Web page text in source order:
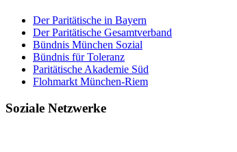
Der Paritätische in Bayern
Der Paritätische Gesamtverband
Bündnis München Sozial
Bündnis für Toleranz
Paritätische Akademie Süd
Flohmarkt München-Riem
Soziale Netzwerke